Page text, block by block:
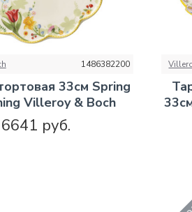
1486382200
33см Spring
Villeroy & Boch
6641 руб.